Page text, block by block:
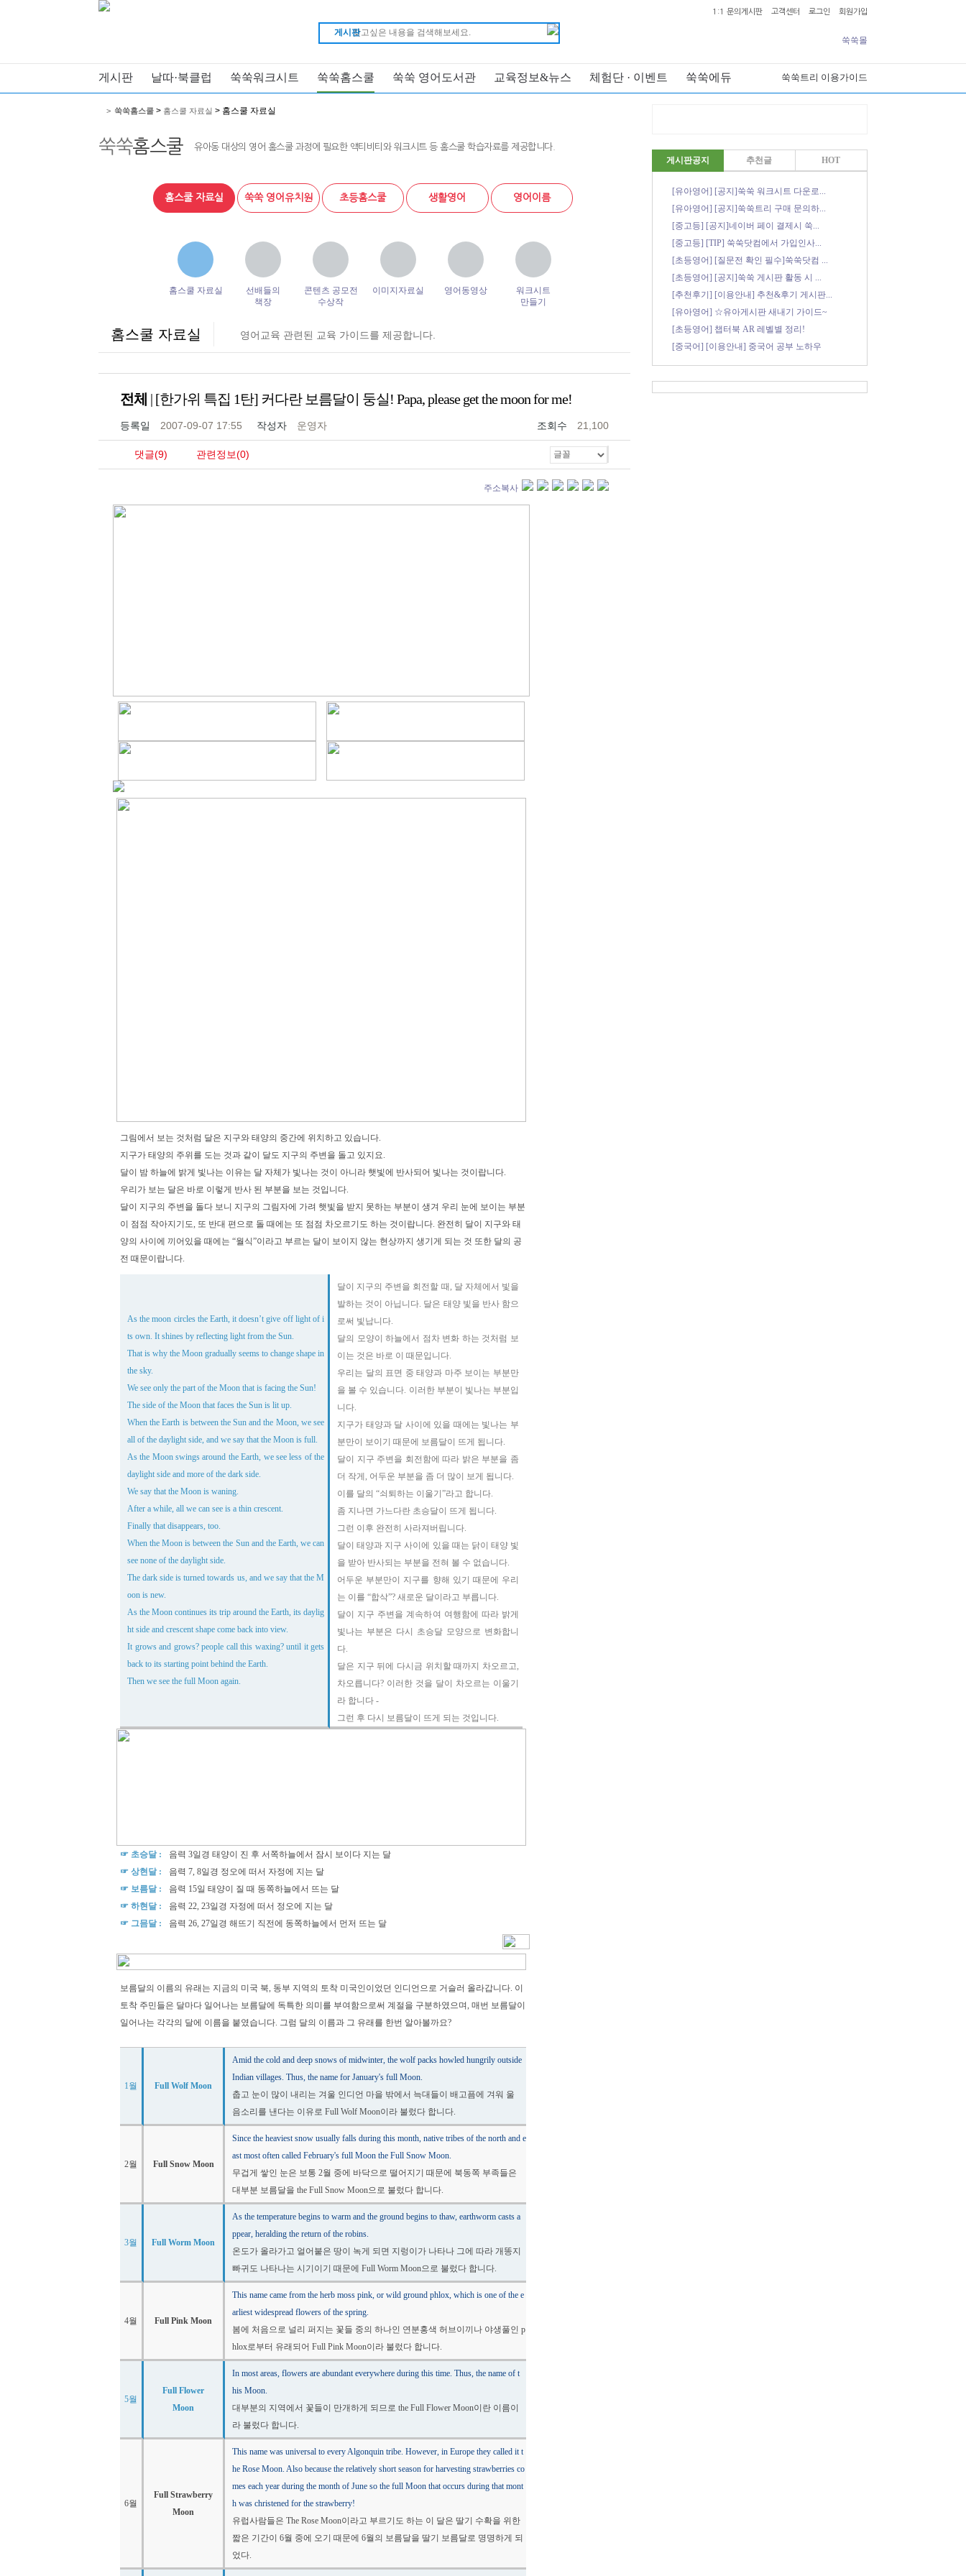
게시판
1:1 문의게시판 고객센터 로그인 회원가입
쑥쑥몰
게시판 날따·북클럽 쑥쑥워크시트 쑥쑥홈스쿨 쑥쑥 영어도서관 교육정보&뉴스 체험단 · 이벤트 쑥쑥에듀 쑥쑥트리 이용가이드
쑥쑥홈스쿨 유아동 대상의 영어 홈스쿨 과정에 필요한 액티비티와 워크시트 등 홈스쿨 학습자료를 제공합니다.
> 쑥쑥홈스쿨 > 홈스쿨 자료실 > 홈스쿨 자료실
홈스쿨 자료실 쑥쑥 영어유치원 초등홈스쿨 생활영어 영어이름
홈스쿨 자료실
선배들의
책장
콘텐츠 공모전
수상작
이미지자료실 영어동영상
워크시트
만들기
홈스쿨 자료실 영어교육 관련된 교육 가이드를 제공합니다.
전체 | [한가위 특집 1탄] 커다란 보름달이 둥실! Papa, please get the moon for me!
등록일 2007-09-07 17:55 작성자 운영자 조회수 21,100
댓글(9) 관련정보(0)
주소복사
그림에서 보는 것처럼 달은 지구와 태양의 중간에 위치하고 있습니다.
지구가 태양의 주위를 도는 것과 같이 달도 지구의 주변을 돌고 있지요.
달이 밤 하늘에 밝게 빛나는 이유는 달 자체가 빛나는 것이 아니라 햇빛에 반사되어 빛나는 것이랍니다.
우리가 보는 달은 바로 이렇게 반사 된 부분을 보는 것입니다.
달이 지구의 주변을 돌다 보니 지구의 그림자에 가려 햇빛을 받지 못하는 부분이 생겨 우리 눈에 보이는 부분
이 점점 작아지기도, 또 반대 편으로 돌 때에는 또 점점 차오르기도 하는 것이랍니다. 완전히 달이 지구와 태
양의 사이에 끼어있을 때에는 “월식”이라고 부르는 달이 보이지 않는 현상까지 생기게 되는 것 또한 달의 공
전 때문이랍니다.
As the moon circles the Earth, it doesn’t give off light of i
ts own. It shines by reflecting light from the Sun.
That is why the Moon gradually seems to change shape in
the sky.
We see only the part of the Moon that is facing the Sun!
The side of the Moon that faces the Sun is lit up.
When the Earth is between the Sun and the Moon, we see
all of the daylight side, and we say that the Moon is full.
As the Moon swings around the Earth, we see less of the
daylight side and more of the dark side.
We say that the Moon is waning.
After a while, all we can see is a thin crescent.
Finally that disappears, too.
When the Moon is between the Sun and the Earth, we can
see none of the daylight side.
The dark side is turned towards us, and we say that the M
oon is new.
As the Moon continues its trip around the Earth, its daylig
ht side and crescent shape come back into view.
It grows and grows? people call this waxing? until it gets
back to its starting point behind the Earth.
Then we see the full Moon again.
달이 지구의 주변을 회전할 때, 달 자체에서 빛을
발하는 것이 아닙니다. 달은 태양 빛을 반사 함으
로써 빛납니다.
달의 모양이 하늘에서 점차 변화 하는 것처럼 보
이는 것은 바로 이 때문입니다.
우리는 달의 표면 중 태양과 마주 보이는 부분만
을 볼 수 있습니다. 이러한 부분이 빛나는 부분입
니다.
지구가 태양과 달 사이에 있을 때에는 빛나는 부
분만이 보이기 때문에 보름달이 뜨게 됩니다.
달이 지구 주변을 회전함에 따라 밝은 부분을 좀
더 작게, 어두운 부분을 좀 더 많이 보게 됩니다.
이를 달의 “쇠퇴하는 이울기”라고 합니다.
좀 지나면 가느다란 초승달이 뜨게 됩니다.
그런 이후 완전히 사라져버립니다.
달이 태양과 지구 사이에 있을 때는 닭이 태양 빛
을 받아 반사되는 부분을 전혀 볼 수 없습니다.
어두운 부분만이 지구를 향해 있기 때문에 우리
는 이를 “합삭”? 새로운 달이라고 부릅니다.
달이 지구 주변을 계속하여 여행함에 따라 밝게
빛나는 부분은 다시 초승달 모양으로 변화합니
다.
달은 지구 뒤에 다시금 위치할 때까지 차오르고,
차오릅니다? 이러한 것을 달이 차오르는 이울기
라 합니다 -
그런 후 다시 보름달이 뜨게 되는 것입니다.
☞ 초승달 :
음력 3일경 태양이 진 후 서쪽하늘에서 잠시 보이다 지는 달
☞ 상현달 :
음력 7, 8일경 정오에 떠서 자정에 지는 달
☞ 보름달 :
음력 15일 태양이 질 때 동쪽하늘에서 뜨는 달
☞ 하현달 :
음력 22, 23일경 자정에 떠서 정오에 지는 달
☞ 그믐달 :
음력 26, 27일경 해뜨기 직전에 동쪽하늘에서 먼저 뜨는 달
보름달의 이름의 유래는 지금의 미국 북, 동부 지역의 토착 미국인이었던 인디언으로 거슬러 올라갑니다. 이
토착 주민들은 달마다 일어나는 보름달에 독특한 의미를 부여함으로써 계절을 구분하였으며, 매번 보름달이
일어나는 각각의 달에 이름을 붙였습니다. 그럼 달의 이름과 그 유래를 한번 알아볼까요?
1월 Full Wolf Moon
Amid the cold and deep snows of midwinter, the wolf packs howled hungrily outside
Indian villages. Thus, the name for January's full Moon.
춥고 눈이 많이 내리는 겨울 인디언 마을 밖에서 늑대들이 배고픔에 겨워 울
음소리를 낸다는 이유로 Full Wolf Moon이라 불렀다 합니다.
2월 Full Snow Moon
Since the heaviest snow usually falls during this month, native tribes of the north and e
ast most often called February's full Moon the Full Snow Moon.
무겁게 쌓인 눈은 보통 2월 중에 바닥으로 떨어지기 때문에 북동쪽 부족들은
대부분 보름달을 the Full Snow Moon으로 불렀다 합니다.
3월 Full Worm Moon
As the temperature begins to warm and the ground begins to thaw, earthworm casts a
ppear, heralding the return of the robins.
온도가 올라가고 얼어붙은 땅이 녹게 되면 지렁이가 나타나 그에 따라 개똥지
빠귀도 나타나는 시기이기 때문에 Full Worm Moon으로 불렀다 합니다.
4월 Full Pink Moon
This name came from the herb moss pink, or wild ground phlox, which is one of the e
arliest widespread flowers of the spring.
봄에 처음으로 널리 퍼지는 꽃들 중의 하나인 연분홍색 허브이끼나 야생풀인 p
hlox로부터 유래되어 Full Pink Moon이라 불렀다 합니다.
5월
Full Flower
Moon
In most areas, flowers are abundant everywhere during this time. Thus, the name of t
his Moon.
대부분의 지역에서 꽃들이 만개하게 되므로 the Full Flower Moon이란 이름이
라 불렀다 합니다.
6월
Full Strawberry
Moon
This name was universal to every Algonquin tribe. However, in Europe they called it t
he Rose Moon. Also because the relatively short season for harvesting strawberries co
mes each year during the month of June so the full Moon that occurs during that mont
h was christened for the strawberry!
유럽사람들은 The Rose Moon이라고 부르기도 하는 이 달은 딸기 수확을 위한
짧은 기간이 6월 중에 오기 때문에 6월의 보름달을 딸기 보름달로 명명하게 되
었다.
게시판공지 추천글 HOT
[유아영어] [공지]쑥쑥 워크시트 다운로...
[유아영어] [공지]쑥쑥트리 구매 문의하...
[중고등] [공지]네이버 페이 결제시 쑥...
[중고등] [TIP] 쑥쑥닷컴에서 가입인사...
[초등영어] [질문전 확인 필수]쑥쑥닷컴 ...
[초등영어] [공지]쑥쑥 게시판 활동 시 ...
[추천후기] [이용안내] 추천&후기 게시판...
[유아영어] ☆유아게시판 새내기 가이드~
[초등영어] 챕터북 AR 레벨별 정리!
[중국어] [이용안내] 중국어 공부 노하우